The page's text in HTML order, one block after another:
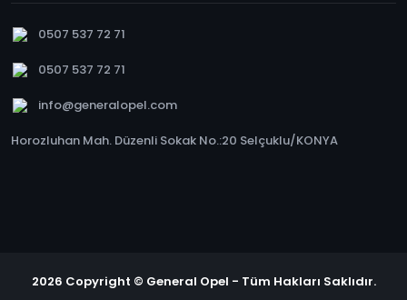
0507 537 72 71
0507 537 72 71
info@generalopel.com
Horozluhan Mah. Düzenli Sokak No.:20 Selçuklu/KONYA
2026 Copyright © General Opel - Tüm Hakları Saklıdır.